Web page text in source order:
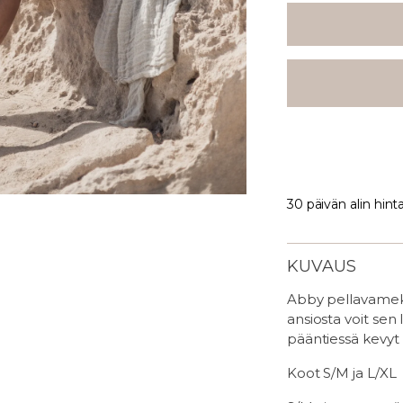
30 päivän alin
KUVAUS
Abby
ansiosta voit sen
pääntiessä
Koot S/M ja L/XL